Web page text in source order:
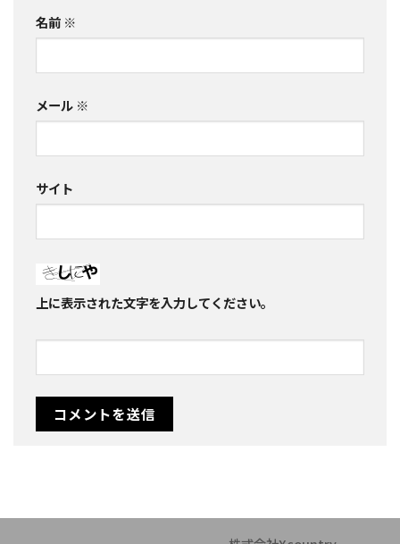
名前 ※
メール ※
サイト
上に表示された文字を入力してください。